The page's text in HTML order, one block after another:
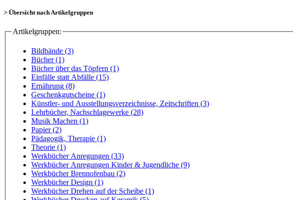
> Übersicht nach Artikelgruppen
Artikelgruppen:
Bildbände (3)
Bücher (1)
Bücher über das Töpfern (1)
Einfälle statt Abfälle (15)
Ernährung (8)
Geschenkgutscheine (1)
Künstler- und Ausstellungsverzeichnisse, Zeitschriften (3)
Lehrbücher, Nachschlagewerke (28)
Musik Machen (1)
Papier (2)
Pädagogik, Therapie (1)
Theorie (1)
Werkbücher Anregungen (33)
Werkbücher Anregungen Kinder & Jugendliche (9)
Werkbücher Brennofenbau (2)
Werkbücher Design (1)
Werkbücher Drehen auf der Scheibe (1)